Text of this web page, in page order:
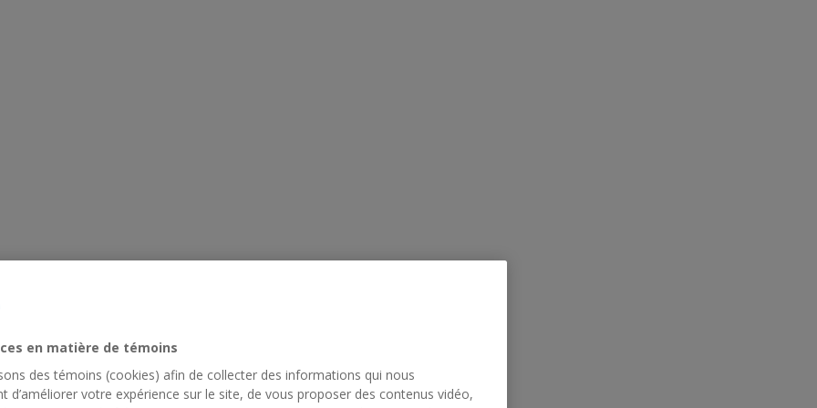
en matière de témoins
des témoins (cookies) afin de collecter des informations qui nous
d’améliorer votre expérience sur le site, de vous proposer des contenus vidéo,